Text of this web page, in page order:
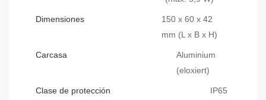
Dimensiones
150 x 60 x 42
mm (L x B x H)
Carcasa
Aluminium
(eloxiert)
Clase de protección IP65